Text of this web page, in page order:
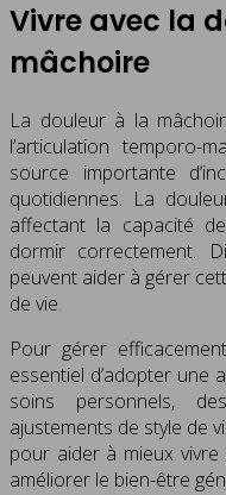
Vivre avec la
mâchoire
La douleur à la
l’articulation temporo-
source importante
quotidiennes. La
affectant la capacité
dormir correctement.
peuvent aider à gérer
de vie.
Pour gérer
essentiel d’adopter une
soins personnels,
ajustements de style de
pour aider à mieux
améliorer le bien-être